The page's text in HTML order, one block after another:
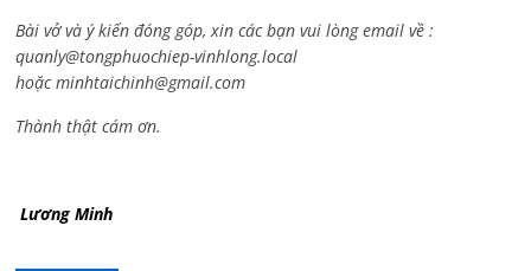
Bài vở và ý kiến đóng góp, xin các bạn vui lòng email về :
quanly@tongphuochiep-vinhlong.local
hoặcminhtaichinh@gmail.com
Thành thật cám ơn.
Lương Minh